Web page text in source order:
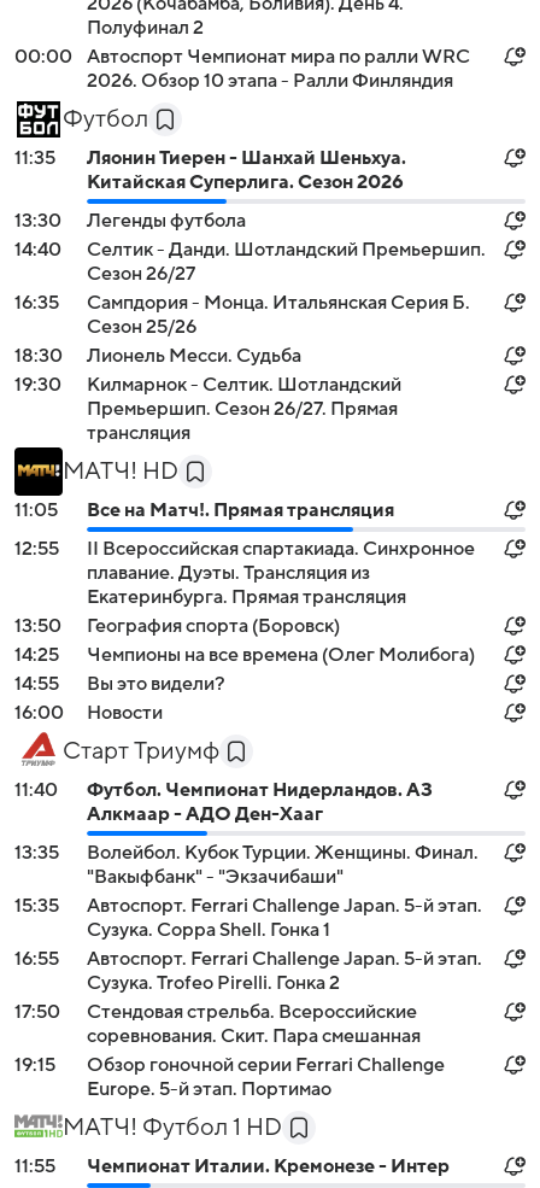
Полуфинал 2
00:00
Автоспорт Чемпионат мира по ралли WRC
2026. Обзор 10 этапа - Ралли Финляндия
Футбол
11:35
Ляонин Тиерен - Шанхай Шеньхуа.
Китайская Суперлига. Сезон 2026
13:30
Легенды футбола
14:40
Селтик - Данди. Шотландский Премьершип.
Сезон 26/27
16:35
Сампдория - Монца. Итальянская Серия Б.
Сезон 25/26
18:30
Лионель Месси. Судьба
19:30
Килмарнок - Селтик. Шотландский
Премьершип. Сезон 26/27. Прямая
трансляция
МАТЧ! HD
11:05
Все на Матч!. Прямая трансляция
12:55
II Всероссийская спартакиада. Синхронное
плавание. Дуэты. Трансляция из
Екатеринбурга. Прямая трансляция
13:50
География спорта (Боровск)
14:25
Чемпионы на все времена (Олег Молибога)
14:55
Вы это видели?
16:00
Новости
Старт Триумф
11:40
Футбол. Чемпионат Нидерландов. АЗ
Алкмаар - АДО Ден-Хааг
13:35
Волейбол. Кубок Турции. Женщины. Финал.
"Вакыфбанк" - "Экзачибаши"
15:35
Автоспорт. Ferrari Challenge Japan. 5-й этап.
Сузука. Coppa Shell. Гонка 1
16:55
Автоспорт. Ferrari Challenge Japan. 5-й этап.
Сузука. Trofeo Pirelli. Гонка 2
17:50
Стендовая стрельба. Всероссийские
соревнования. Скит. Пара смешанная
19:15
Обзор гоночной серии Ferrari Challenge
Europe. 5-й этап. Портимао
МАТЧ! Футбол 1 HD
11:55
Чемпионат Италии. Кремонезе - Интер